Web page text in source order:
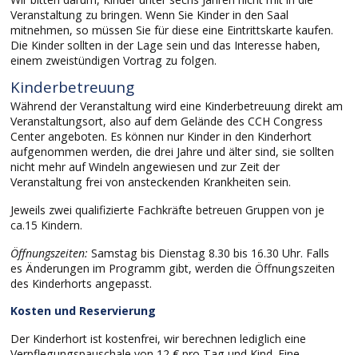
Veranstaltung zu bringen. Wenn Sie Kinder in den Saal
mitnehmen, so müssen Sie für diese eine Eintrittskarte kaufen.
Die Kinder sollten in der Lage sein und das Interesse haben,
einem zweistündigen Vortrag zu folgen.
Kinderbetreuung
Während der Veranstaltung wird eine Kinderbetreuung direkt am
Veranstaltungsort, also auf dem Gelände des CCH Congress
Center angeboten. Es können nur Kinder in den Kinderhort
aufgenommen werden, die drei Jahre und älter sind, sie sollten
nicht mehr auf Windeln angewiesen und zur Zeit der
Veranstaltung frei von ansteckenden Krankheiten sein.
Jeweils zwei qualifizierte Fachkräfte betreuen Gruppen von je
ca.15 Kindern.
Öffnungszeiten: Samstag bis Dienstag 8.30 bis 16.30 Uhr. Falls
es Änderungen im Programm gibt, werden die Öffnungszeiten
des Kinderhorts angepasst.
Kosten und Reservierung
Der Kinderhort ist kostenfrei, wir berechnen lediglich eine